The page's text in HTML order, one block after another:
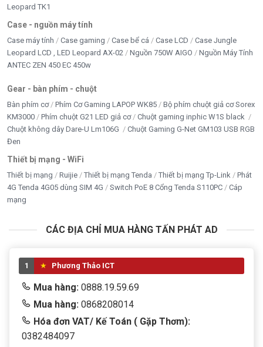
NET GAME
Nguồn PC giá tốt
Nhà Thông Minh
PHỤ KIỆN
RAM MÁY TÍNH
SẠC LAPTOP - ADAPTER LCD
Seagate
THIẾT BỊ LƯU TRỮ
THIẾT BỊ MẠNG - WIFI
Thiết bị thông minh
Thiết bị văn phòng
tivi
Leopard TK1
Case - nguồn máy tính
Case máy tính Case gaming Case bể cá Case LCD
Case Jungle
Leopard LCD , LED Leopard AX-02
Nguồn 750W AIGO
Nguồn Máy Tính
ANTEC ZEN 450 EC 450w
Gear - bàn phím - chuột
Bàn phím cơ Phím Cơ Gaming LAPOP WK85
Bộ phím chuột giả cơ Sorex
KM3000
Phím chuột G21 LED giả cơ
Chuột gaming inphic W1S black
Chuột không dây Dare-U Lm106G
Chuột Gaming G-Net GM103 USB RGB
Đen
Thiết bị mạng - WiFi
Thiết bị mạng Ruijie Thiết bị mạng Tenda Thiết bị mạng Tp-Link
Phát
4G Tenda 4G05 dùng SIM 4G
Switch PoE 8 Cổng Tenda S110PC
Cáp
mạng
CÁC ĐỊA CHỈ MUA HÀNG TẤN PHÁT AD
1 Phương Thảo ICT
Mua hàng: 0888.19.59.69
Mua hàng: 0868208014
Hóa đơn VAT/ Kế Toán ( Gặp Thơm):
0382484097